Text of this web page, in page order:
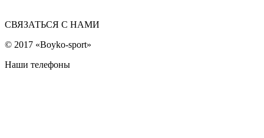
СВЯЗАТЬСЯ С НАМИ
© 2017 «Boyko-sport»
Наши телефоны